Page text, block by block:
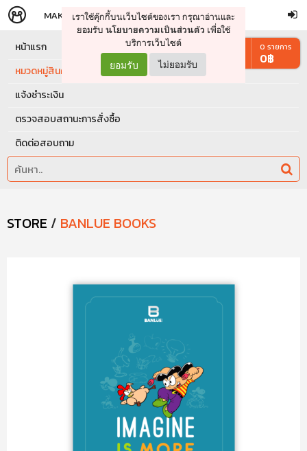
จัดการรถเข็น ดำเนินการต่อ
MAKERS STORE
เราใช้คุ๊กกี้บนเว็บไซต์ของเรา กรุณาอ่านและ
ยอมรับ นโยบายความเป็นส่วนตัว เพื่อใช้
บริการเว็บไซต์
ยอมรับ ไม่ยอมรับ
หน้าแรก
หมวดหมู่สินค้า
แจ้งชำระเงิน
ตรวจสอบสถานะการสั่งซื้อ
ติดต่อสอบถาม
0 รายการ
0฿
STORE / BANLUE BOOKS